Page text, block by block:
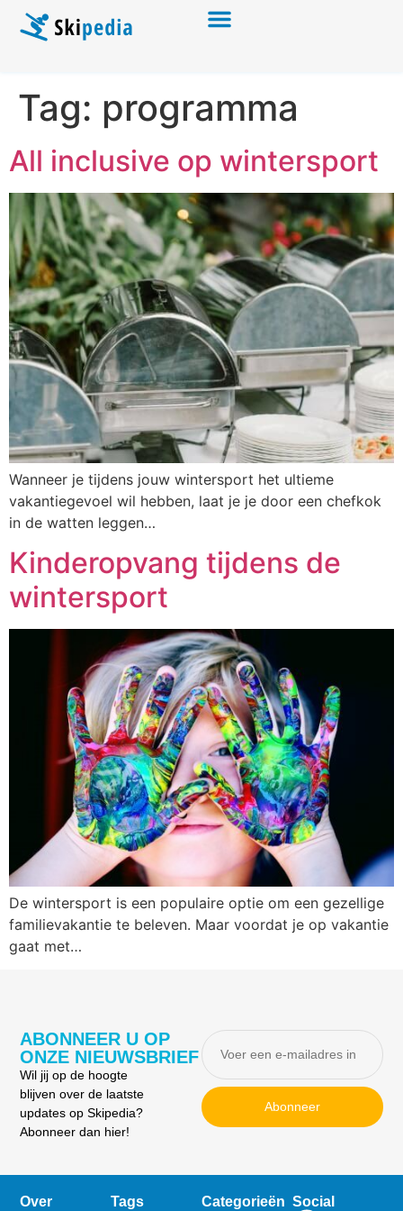
Tag: programma
All inclusive op wintersport
Wanneer je tijdens jouw wintersport het ultieme
vakantiegevoel wil hebben, laat je je door een chefkok
in de watten leggen…
Kinderopvang tijdens de
wintersport
De wintersport is een populaire optie om een gezellige
familievakantie te beleven. Maar voordat je op vakantie
gaat met…
ABONNEER U OP
ONZE NIEUWSBRIEF
Wil jij op de hoogte
blijven over de laatste
updates op Skipedia?
Abonneer dan hier!
Abonneer
Over Tags Categorieën Social